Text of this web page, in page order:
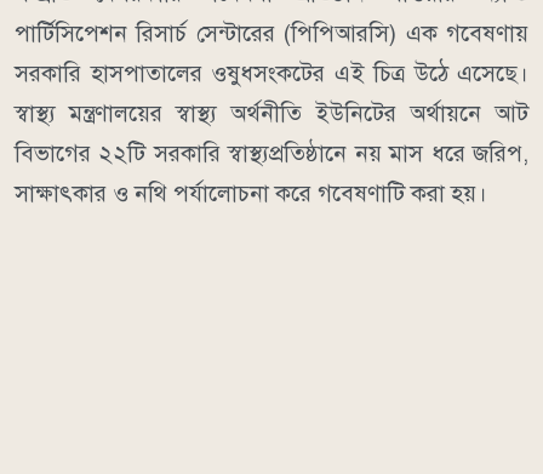
পার্টিসিপেশন রিসার্চ সেন্টারের (পিপিআরসি) এক গবেষণায়
সরকারি হাসপাতালের ওষুধসংকটের এই চিত্র উঠে এসেছে।
স্বাস্থ্য মন্ত্রণালয়ের স্বাস্থ্য অর্থনীতি ইউনিটের অর্থায়নে আট
বিভাগের ২২টি সরকারি স্বাস্থ্যপ্রতিষ্ঠানে নয় মাস ধরে জরিপ,
সাক্ষাৎকার ও নথি পর্যালোচনা করে গবেষণাটি করা হয়।